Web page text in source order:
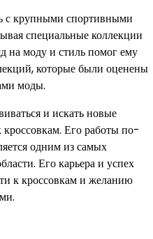
с крупными спортивными
специальные коллекции
на моду и стиль помог ему
которые были оценены
моды.
и искать новые
Его работы по-
одним из самых
Его карьера и успех
к кроссовкам и желанию